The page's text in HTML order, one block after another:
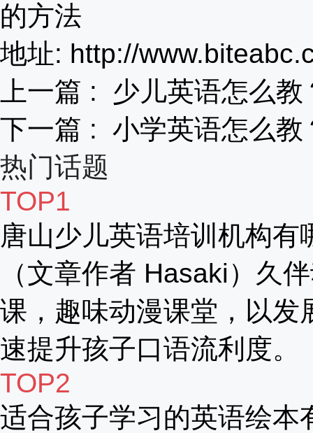
的方法
地址: http://
上一篇 : 少儿英语怎么
下一篇 : 小学英语怎么
热门话题
TOP1
唐山少儿英语培训机构
（文章作者 Hasaki）久
课，趣味动漫课堂，以发
速提升孩子口语流利度。
TOP2
适合孩子学习的英语绘本